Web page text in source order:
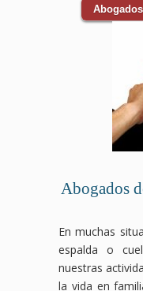
Abogados
En muchas
espalda o
nuestras
la vida en